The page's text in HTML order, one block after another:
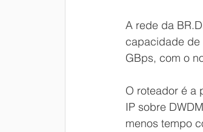
A rede da
capacidade de
GBps, com o
O roteador é a
IP sobre
menos tempo